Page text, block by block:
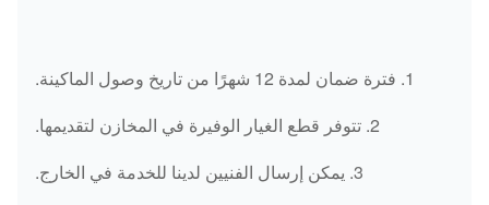
1. فترة ضمان لمدة 12 شهرًا من تاريخ وصول الماكينة.
2. تتوفر قطع الغيار الوفيرة في المخازن لتقديمها.
3. يمكن إرسال الفنيين لدينا للخدمة في الخارج.